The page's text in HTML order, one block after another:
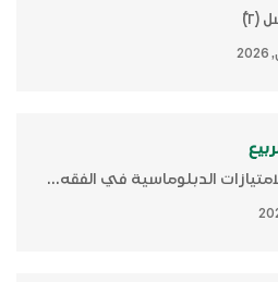
(٢)ّ
الدبلوماسية في الفقه...